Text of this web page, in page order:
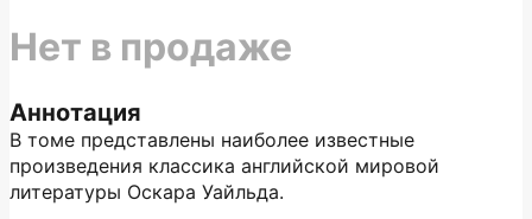
Аннотация
В томе представлены наиболее известные
произведения классика английской мировой
литературы Оскара Уайльда.
Нет в продаже